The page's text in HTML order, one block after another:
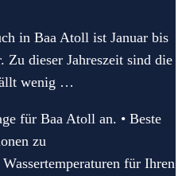
in Baa Atoll ist Januar bis
Zu dieser Jahreszeit sind die
wenig …
für Baa Atoll an. • Beste
zu
für Ihren